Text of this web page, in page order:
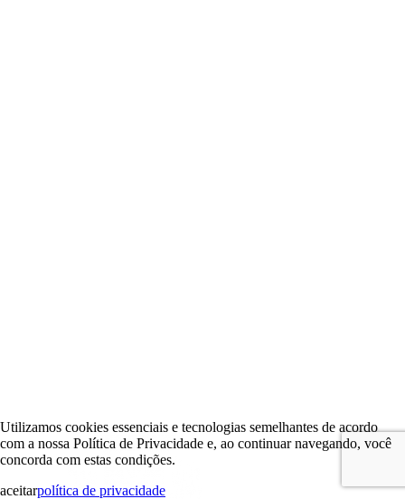
Utilizamos cookies essenciais e tecnologias semelhantes de acordo
com a nossa Política de Privacidade e, ao continuar navegando, você
concorda com estas condições.
aceitarpolítica de privacidade